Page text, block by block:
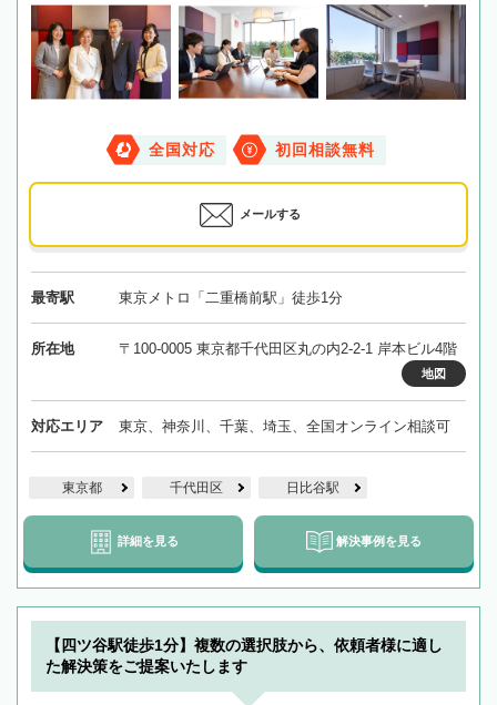
全国対応 初回相談無料
メールする
最寄駅 東京メトロ「二重橋前駅」徒歩1分
所在地 〒100-0005 東京都千代田区丸の内2-2-1 岸本ビル4階
地図
対応エリア 東京、神奈川、千葉、埼玉、全国オンライン相談可
東京都 千代田区 日比谷駅
詳細を見る 解決事例を見る
【四ツ谷駅徒歩1分】複数の選択肢から、依頼者様に適し
た解決策をご提案いたします